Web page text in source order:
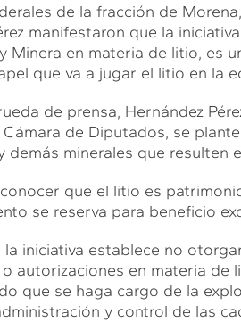
de la fracción de
manifestaron que la
Minera en materia de litio, es
que va a jugar el litio en la
de prensa, Hernández
de Diputados, se
demás minerales que resulten
que el litio es
se reserva para beneficio
la iniciativa establece no
autorizaciones en materia
que se haga cargo de la
y control de las